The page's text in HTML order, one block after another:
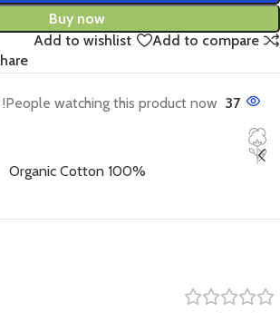
Buy now
Add to compare
Add to wishlist
37
People watching this product now!
100% Organic Cotton